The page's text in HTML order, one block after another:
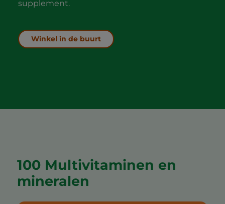
supplement.
Winkel in de buurt
100 Multivitaminen en
mineralen